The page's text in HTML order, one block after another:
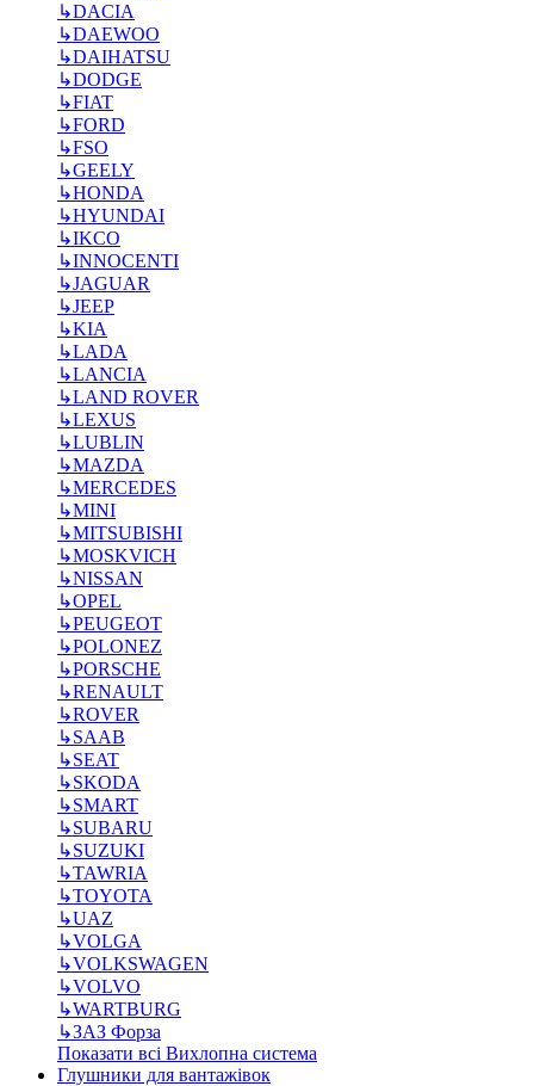
↳DACIA
↳DAEWOO
↳DAIHATSU
↳DODGE
↳FIAT
↳FORD
↳FSO
↳GEELY
↳HONDA
↳HYUNDAI
↳IKCO
↳INNOCENTI
↳JAGUAR
↳JEEP
↳KIA
↳LADA
↳LANCIA
↳LAND ROVER
↳LEXUS
↳LUBLIN
↳MAZDA
↳MERCEDES
↳MINI
↳MITSUBISHI
↳MOSKVICH
↳NISSAN
↳OPEL
↳PEUGEOT
↳POLONEZ
↳PORSCHE
↳RENAULT
↳ROVER
↳SAAB
↳SEAT
↳SKODA
↳SMART
↳SUBARU
↳SUZUKI
↳TAWRIA
↳TOYOTA
↳UAZ
↳VOLGA
↳VOLKSWAGEN
↳VOLVO
↳WARTBURG
↳ЗАЗ Форза
Показати всі Вихлопна система
Глушники для вантажівок